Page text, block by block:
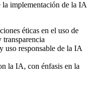
implementación de la IA
éticas en el uso de
uso responsable de la IA
la IA, con énfasis en la